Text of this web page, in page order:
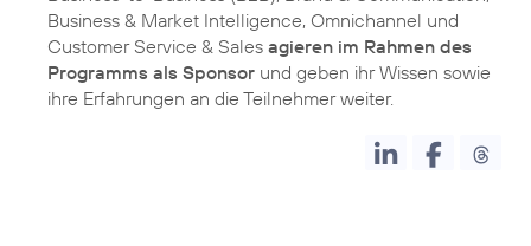
Business & Market Intelligence, Omnichannel und
Customer Service & Sales agieren im Rahmen des
Programms als Sponsor und geben ihr Wissen sowie
ihre Erfahrungen an die Teilnehmer weiter.